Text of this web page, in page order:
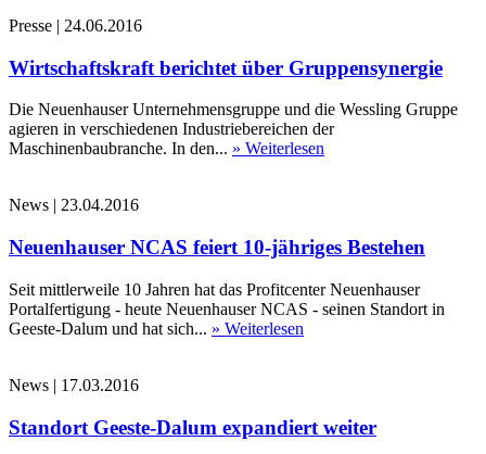
Presse | 24.06.2016
Wirtschaftskraft berichtet über Gruppensynergie
Die Neuenhauser Unternehmensgruppe und die Wessling Gruppe
agieren in verschiedenen Industriebereichen der
Maschinenbaubranche. In den... » Weiterlesen
News 23.04.2016
Neuenhauser NCAS feiert 10-jähriges Bestehen
Seit mittlerweile 10 Jahren hat das Profitcenter Neuenhauser
Portalfertigung - heute Neuenhauser NCAS - seinen Standort in
Geeste-Dalum und hat sich... » Weiterlesen
News | 17.03.2016
Standort Geeste-Dalum expandiert weiter